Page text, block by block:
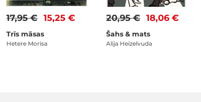
15,25 €
17,95 €
Trīs māsas
Hetere Morisa
18,06 €
20,95 €
Šahs & mats
Alija Heizelvuda